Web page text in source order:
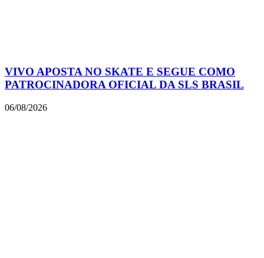
VIVO APOSTA NO SKATE E SEGUE COMO
PATROCINADORA OFICIAL DA SLS BRASIL
06/08/2026